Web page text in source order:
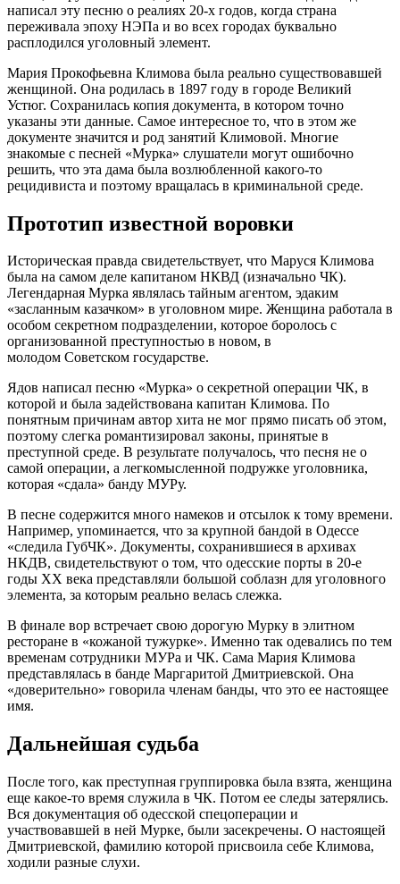
написал эту песню о реалиях 20-х годов, когда страна
переживала эпоху НЭПа и во всех городах буквально
расплодился уголовный элемент.
Мария Прокофьевна Климова была реально существовавшей
женщиной. Она родилась в 1897 году в городе Великий
Устюг. Сохранилась копия документа, в котором точно
указаны эти данные. Самое интересное то, что в этом же
документе значится и род занятий Климовой. Многие
знакомые с песней «Мурка» слушатели могут ошибочно
решить, что эта дама была возлюбленной какого-то
рецидивиста и поэтому вращалась в криминальной среде.
Прототип известной воровки
Историческая правда свидетельствует, что Маруся Климова
была на самом деле капитаном НКВД (изначально ЧК).
Легендарная Мурка являлась тайным агентом, эдаким
«засланным казачком» в уголовном мире. Женщина работала в
особом секретном подразделении, которое боролось с
организованной преступностью в новом, в
молодом Советском государстве.
Ядов написал песню «Мурка» о секретной операции ЧК, в
которой и была задействована капитан Климова. По
понятным причинам автор хита не мог прямо писать об этом,
поэтому слегка романтизировал законы, принятые в
преступной среде. В результате получалось, что песня не о
самой операции, а легкомысленной подружке уголовника,
которая «сдала» банду МУРу.
В песне содержится много намеков и отсылок к тому времени.
Например, упоминается, что за крупной бандой в Одессе
«следила ГубЧК». Документы, сохранившиеся в архивах
НКДВ, свидетельствуют о том, что одесские порты в 20-е
годы XX века представляли большой соблазн для уголовного
элемента, за которым реально велась слежка.
В финале вор встречает свою дорогую Мурку в элитном
ресторане в «кожаной тужурке». Именно так одевались по тем
временам сотрудники МУРа и ЧК. Сама Мария Климова
представлялась в банде Маргаритой Дмитриевской. Она
«доверительно» говорила членам банды, что это ее настоящее
имя.
Дальнейшая судьба
После того, как преступная группировка была взята, женщина
еще какое-то время служила в ЧК. Потом ее следы затерялись.
Вся документация об одесской спецоперации и
участвовавшей в ней Мурке, были засекречены. О настоящей
Дмитриевской, фамилию которой присвоила себе Климова,
ходили разные слухи.